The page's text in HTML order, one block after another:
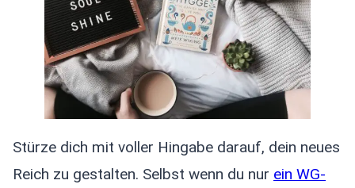
Stürze dich mit voller Hingabe darauf, dein neues
Reich zu gestalten. Selbst wenn du nur ein WG-